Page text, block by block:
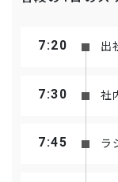
7:20 出
7:30 社
7:45 ラ
お知らせ
「 パッ とわ